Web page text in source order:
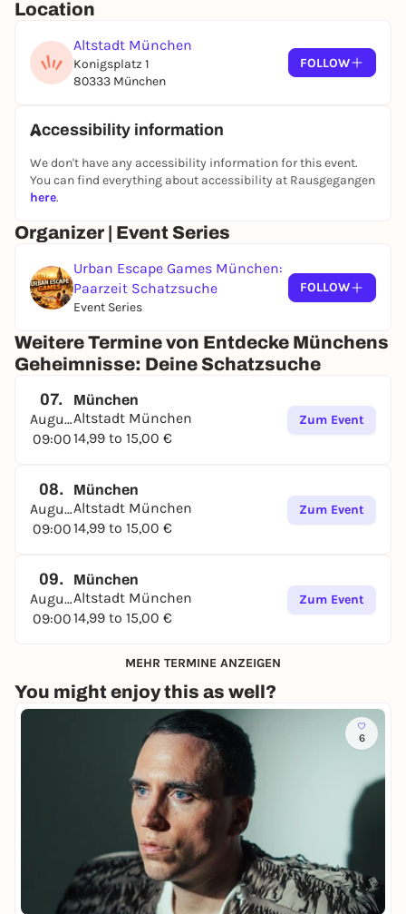
Location
Altstadt München
Konigsplatz 1
80333 München
FOLLOW
Accessibility information
We don't have any accessibility information for this event.
You can find everything about accessibility at Rausgegangen
here.
Organizer | Event Series
Urban Escape Games München:
Paarzeit Schatzsuche
Event Series
FOLLOW
Weitere Termine von Entdecke Münchens
Geheimnisse: Deine Schatzsuche
07.
August
09:00
München
Altstadt München
14,99 to 15,00 €
Zum Event
08.
August
09:00
München
Altstadt München
14,99 to 15,00 €
Zum Event
09.
August
09:00
München
Altstadt München
14,99 to 15,00 €
Zum Event
MEHR TERMINE ANZEIGEN
You might enjoy this as well?
6